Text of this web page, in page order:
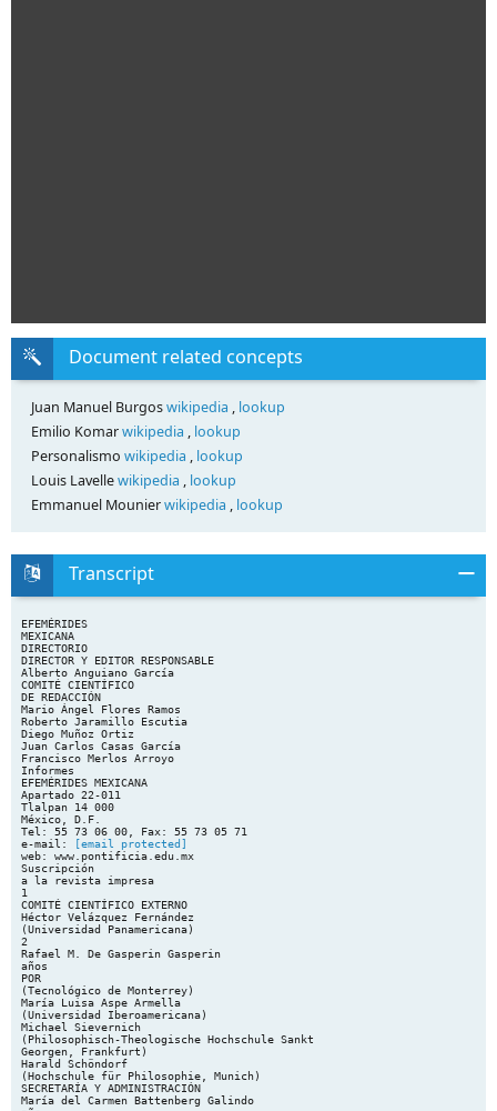
Document related concepts
Juan Manuel Burgoswikipedia , lookup
Emilio Komarwikipedia , lookup
Personalismo wikipedia , lookup
Louis Lavellewikipedia , lookup
Emmanuel Mounierwikipedia , lookup
Transcript
EFEMÉRIDES
MEXICANA
DIRECTORIO
DIRECTOR Y EDITOR RESPONSABLE
Alberto Anguiano García
COMITÉ CIENTÍFICO
DE REDACCIÓN
Mario Ángel Flores Ramos
Roberto Jaramillo Escutia
Diego Muñoz Ortiz
Juan Carlos Casas García
Francisco Merlos Arroyo
Informes
EFEMÉRIDES MEXICANA
Apartado 22-011
Tlalpan 14 000
México, D.F.
Tel: 55 73 06 00, Fax: 55 73 05 71
e-mail:
[email protected]
web: www.pontificia.edu.mx
Suscripción
a la revista impresa
1
COMITÉ CIENTÍFICO EXTERNO
Héctor Velázquez Fernández
(Universidad Panamericana)
2
Rafael M. De Gasperin Gasperin
años
POR
(Tecnológico de Monterrey)
María Luisa Aspe Armella
(Universidad Iberoamericana)
Michael Sievernich
(Philosophisch-Theologische Hochschule Sankt
Georgen, Frankfurt)
Harald Schöndorf
(Hochschule für Philosophie, Munich)
SECRETARÍA Y ADMINISTRACIÓN
María del Carmen Battenberg Galindo